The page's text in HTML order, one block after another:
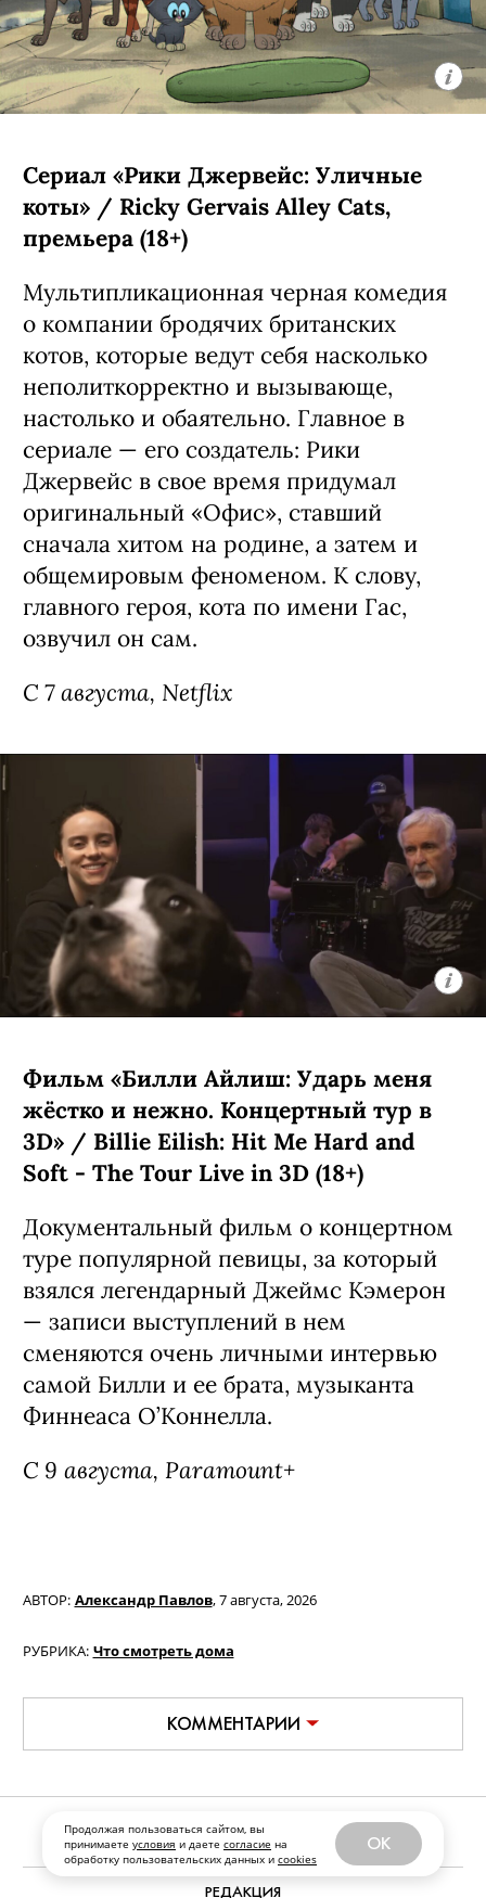
Продолжая пользоваться сайтом, вы
принимаете условия и даете согласие на
обработку пользовательских данных и cookies
OK
Третий сезон экранизации
подросткового бестселлера Эли Новак
о недавно осиротевшей 15-летней
«У меня на районе»), которая
вынужденно переехала в Колорадо к
семье Уолтерсов — счастливым
дочери. Четвертую порцию их
приключений создатели уже
анонсировали заранее:
предварительно, она выйдет в
следующем году.
С 6 августа, Netflix
Сериал «Рики Джервейс: Уличные
коты» / Ricky Gervais Alley Cats,
премьера (18+)
Мультипликационная черная комедия
о компании бродячих британских
неполиткорректно и вызывающе,
настолько и обаятельно. Главное в
сериале — его создатель: Рики
Джервейс в свое время придумал
сначала хитом на родине, а затем и
общемировым феноменом. К слову,
главного героя, кота по имени Гас,
озвучил он сам.
C 7 августа, Netflix
жёстко и нежно. Концертный тур в
3D» / Billie Eilish: Hit Me Hard and
Soft - The Tour Live in 3D (18+)